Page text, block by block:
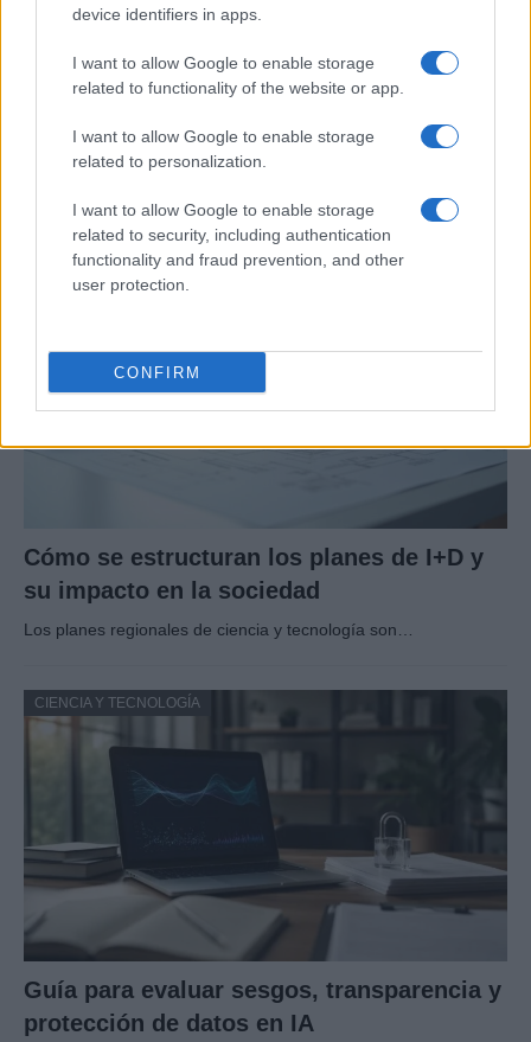
device identifiers in apps.
I want to allow Google to enable storage
related to functionality of the website or app.
I want to allow Google to enable storage
related to personalization.
I want to allow Google to enable storage
related to security, including authentication
functionality and fraud prevention, and other
user protection.
CONFIRM
Preview: Marvel Super Hero Squad, más
superhéroes para Nintendo Wii
CIENCIA Y TECNOLOGÍA
Cómo se estructuran los planes de I+D y
su impacto en la sociedad
Los planes regionales de ciencia y tecnología son…
CIENCIA Y TECNOLOGÍA
Guía para evaluar sesgos, transparencia y
protección de datos en IA